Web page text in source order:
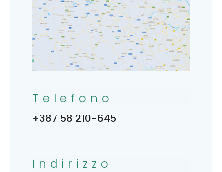
Telefono
+387 58 210-645
Indirizzo